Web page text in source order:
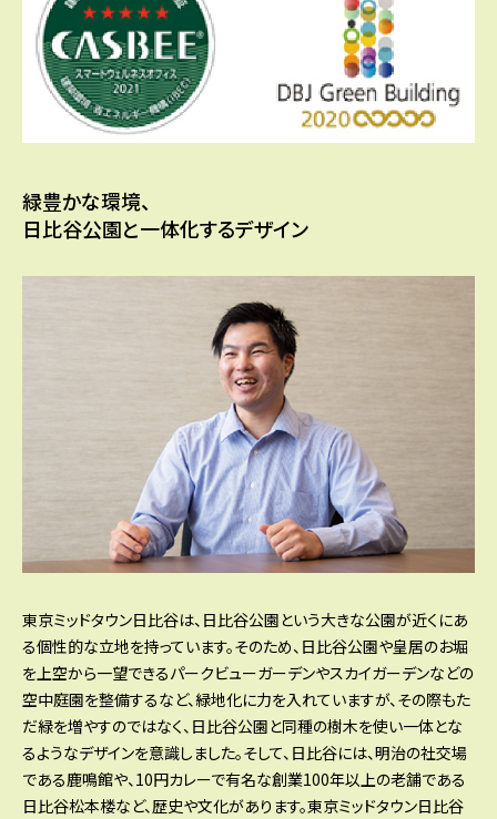
緑豊かな環境、
日比谷公園と一体化するデザイン
東京ミッドタウン日比谷は、日比谷公園という大きな公園が近くにあ
る個性的な立地を持っています。そのため、日比谷公園や皇居のお堀
を上空から一望できるパークビューガーデンやスカイガーデンなどの
空中庭園を整備するなど、緑地化に力を入れていますが、その際もた
だ緑を増やすのではなく、日比谷公園と同種の樹木を使い一体とな
るようなデザインを意識しました。そして、日比谷には、明治の社交場
である鹿鳴館や、10円カレーで有名な創業100年以上の老舗である
日比谷松本楼など、歴史や文化があります。東京ミッドタウン日比谷